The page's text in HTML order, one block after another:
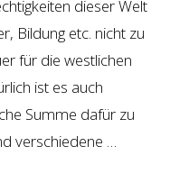
dieser Welt
Bildung etc. nicht zu
für die westlichen
ist es auch
Summe dafür zu
verschiedene …